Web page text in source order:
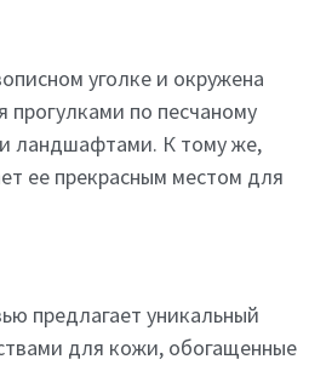
уголке и окружена
по песчаному
ландшафтами. К тому же,
ее прекрасным местом для
предлагает уникальный
для кожи, обогащенные